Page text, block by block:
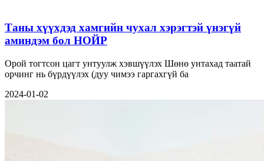
Таны хүүхдэд хамгийн чухал хэрэгтэй үнэгүй
аминдэм бол НОЙР
Орой тогтсон цагт унтуулж хэвшүүлэх Шөнө унтахад таатай
орчинг нь бүрдүүлэх (дуу чимээ гаргахгүй ба
2024-01-02